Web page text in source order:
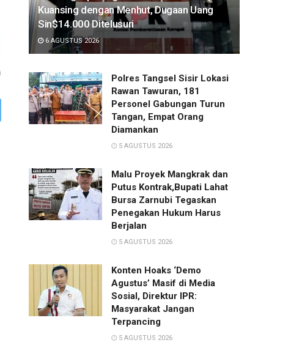
Kuansing dengan Menhut, Dugaan Uang
Sin$14.000 Ditelusuri
6 AGUSTUS 2026
Polres Tangsel Sisir Lokasi
Rawan Tawuran, 181
Personel Gabungan Turun
Tangan, Empat Orang
Diamankan
5 AGUSTUS 2026
Malu Proyek Mangkrak dan
Putus Kontrak,Bupati Lahat
Bursa Zarnubi Tegaskan
Penegakan Hukum Harus
Berjalan
5 AGUSTUS 2026
Konten Hoaks ‘Demo
Agustus’ Masif di Media
Sosial, Direktur IPR:
Masyarakat Jangan
Terpancing
5 AGUSTUS 2026